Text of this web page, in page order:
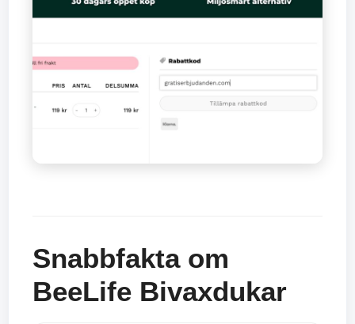
Snabbfakta om
BeeLife Bivaxdukar